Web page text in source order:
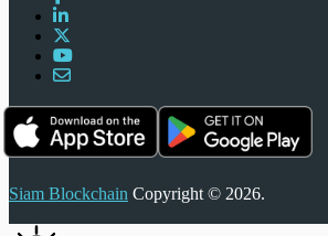
Siam Blockchain Copyright © 2026.